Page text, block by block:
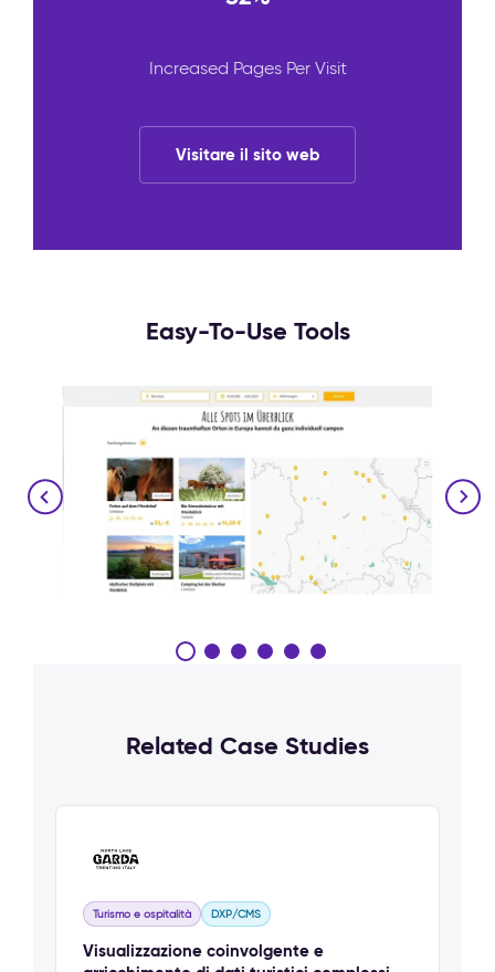
Increased Pages Per Visit
Visitare il sito web
Easy-To-Use Tools
Related Case Studies
Turismo e ospitalità DXP/CMS
Visualizzazione coinvolgente e